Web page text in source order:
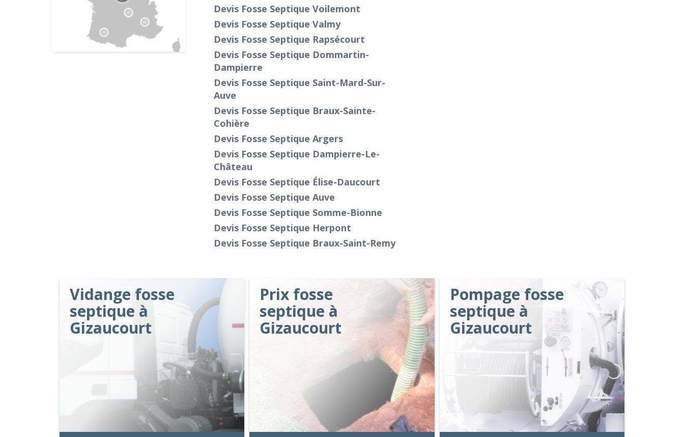
Devis Fosse Septique Voilemont
Devis Fosse Septique Valmy
Devis Fosse Septique Rapsécourt
Devis Fosse Septique Dommartin-
Dampierre
Devis Fosse Septique Saint-Mard-Sur-
Auve
Devis Fosse Septique Braux-Sainte-
Cohière
Devis Fosse Septique Argers
Devis Fosse Septique Dampierre-Le-
Château
Devis Fosse Septique Élise-Daucourt
Devis Fosse Septique Auve
Devis Fosse Septique Somme-Bionne
Devis Fosse Septique Herpont
Devis Fosse Septique Braux-Saint-Remy
Vidange fosse
septique à
Gizaucourt
Prix fosse
septique à
Gizaucourt
Pompage fosse
septique à
Gizaucourt